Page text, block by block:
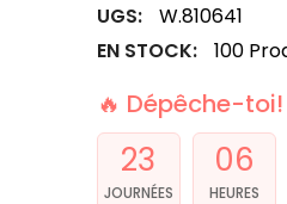
UGS:
W.810641
EN STOCK:
100
🔥 Dépêche-
23
JOURNÉES
06
HEURES